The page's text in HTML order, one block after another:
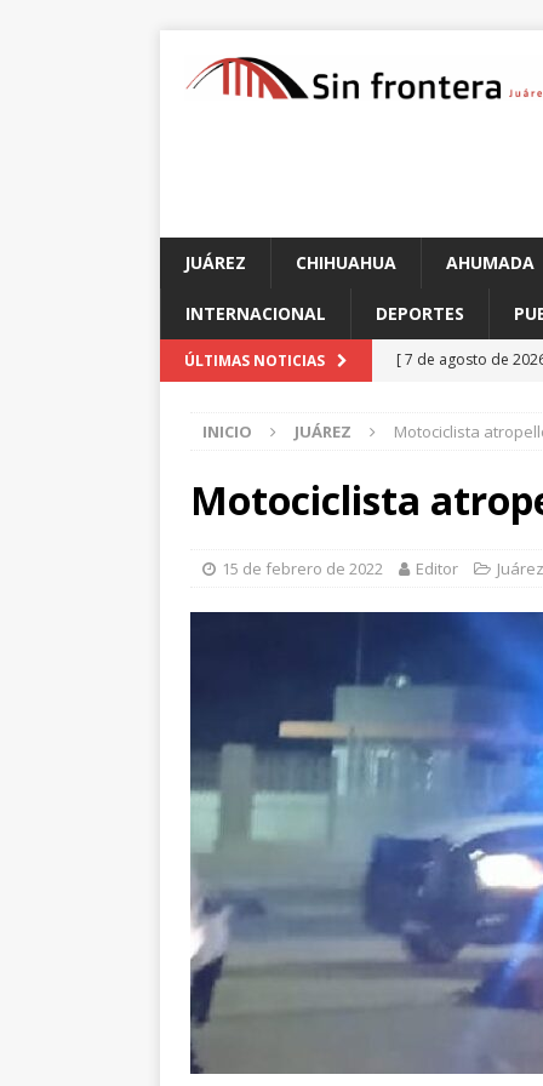
JUÁREZ CHIHUAHUA AHUMADA
INTERNACIONAL DEPORTES
ÚLTIMAS NOTICIAS [ 7 de agosto de
[ 7 de agosto de
[ 7 de agosto de
[ 7 de agosto de
encuentro en
INICIO JUÁREZ Motociclista
Motociclista
15 de febrero de 2022 Editor Juárez